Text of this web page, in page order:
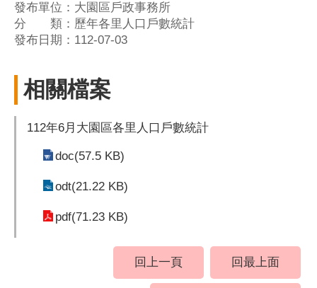
發布單位：大園區戶政事務所
分 類：歷年各里人口戶數統計
發布日期：112-07-03
相關檔案
112年6月大園區各里人口戶數統計
doc(57.5 KB)
odt(21.22 KB)
pdf(71.23 KB)
回上一頁 回最上面